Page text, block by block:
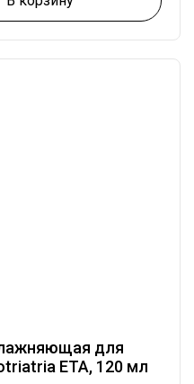
для
ETA, 120 мл